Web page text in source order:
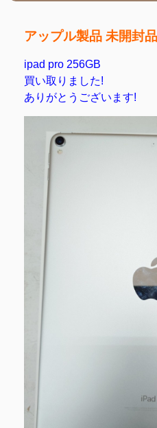
アップル製品 未開封
ipad pro 256GB
買い取りました!
ありがとうございます!